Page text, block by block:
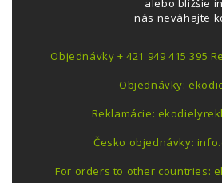
alebo bližšie
nás neváhajte
Objednávky + 421 949 415 395
Objednávky:
Reklamácie:
Česko objednávky:
For orders to other countries: